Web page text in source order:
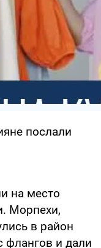
послали
на место
Морпехи,
в район
и дали